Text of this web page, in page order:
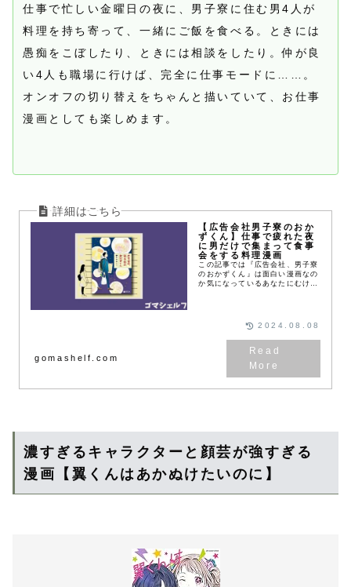
仕事で忙しい金曜日の夜に、男子寮に住む男4人が
料理を持ち寄って、一緒にご飯を食べる。ときには
愚痴をこぼしたり、ときには相談をしたり。仲が良
い4人も職場に行けば、完全に仕事モードに……。
オンオフの切り替えをちゃんと描いていて、お仕事
漫画としても楽しめます。
【広告会社男子寮のおか
ずくん】仕事で疲れた夜
に男だけで集まって食事
会をする料理漫画
この記事では『広告会社、男子寮
のおかずくん』は面白い漫画なの
か気になっているあなたにむけ
gomashelf.com
2024.08.08
濃すぎるキャラクターと顔芸が強すぎる
漫画【翼くんはあかぬけたいのに】